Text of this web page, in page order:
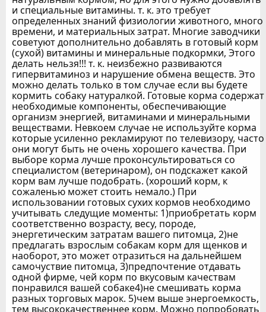
и специальные витамины. т. к. это требует
определенных знаний физиологии животного, много
времени, и материальных затрат. Многие заводчики
советуют дополнительно добавлять в готовый корм
(сухой) витамины и минеральные подкормки, Этого
делать нельзя!!! т. к. неизбежно развиваются
гипервитаминоз и нарушение обмена веществ. Это
можно делать только в том случае если вы будете
кормить собаку натуралкой. Готовые корма содержат
необходимые компоненты, обеспечивающие
организм энергией, витаминами и минеральными
веществами. Невкоем случае не используйте корма
которые усиленно рекламируют по телевизору, часто
они могут быть не очень хорошего качества. При
выборе корма лучше проконсультироваться со
специалистом (ветеринаром), он подскажет какой
корм вам лучше подобрать. (хороший корм, к
сожаленью может стоить немало.) При
использовании готовых сухих кормов необходимо
учитывать следущие моменты: 1)приобретать корм
соответственно возрасту, весу, породе,
энергетическим затратам вашего питомца, 2)не
предлагать взрослым собакам корм для щенков и
наоборот, это может отразиться на дальнейшем
самочуствие питомца, 3)предпочтение отдавать
одной фирме, чей корм по вкусовым качествам
понравился вашей собаке4)не смешивать корма
разных торговых марок. 5)чем выше энергоемкость,
тем высококачественнее корм. Можно попробовать